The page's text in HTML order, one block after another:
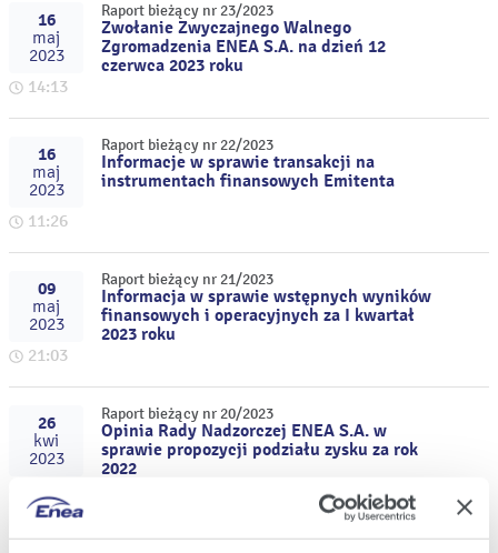
16
maj
2023
14:13
Raport bieżący nr 23/2023
Zwołanie Zwyczajnego Walnego
Zgromadzenia ENEA S.A. na dzień 12
czerwca 2023 roku
16
maj
2023
11:26
Raport bieżący nr 22/2023
Informacje w sprawie transakcji na
instrumentach finansowych Emitenta
09
maj
2023
21:03
Raport bieżący nr 21/2023
Informacja w sprawie wstępnych wyników
finansowych i operacyjnych za I kwartał
2023 roku
26
kwi
2023
Raport bieżący nr 20/2023
Opinia Rady Nadzorczej ENEA S.A. w
sprawie propozycji podziału zysku za rok
2022